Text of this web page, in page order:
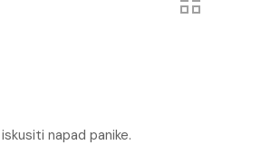
napad panike.